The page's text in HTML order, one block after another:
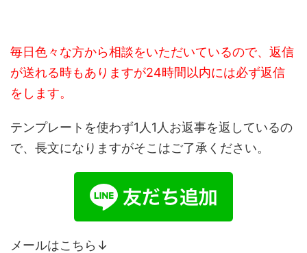
毎日色々な方から相談をいただいているので、返信
が送れる時もありますが24時間以内には必ず返信
をします。
テンプレートを使わず1人1人お返事を返しているの
で、長文になりますがそこはご了承ください。
メールはこちら↓